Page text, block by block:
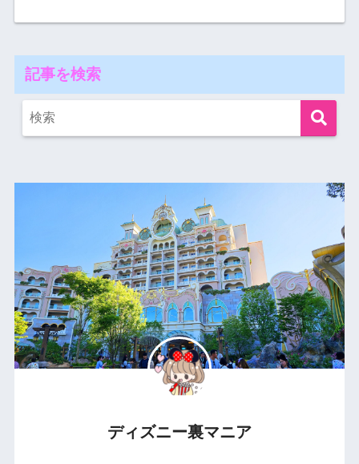
記事を検索
ディズニー裏マニア